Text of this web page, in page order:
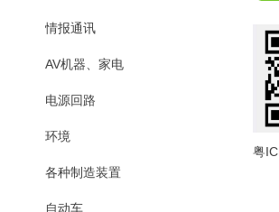
情报通讯
AV机器、家电
电源回路
环境
各种制造装置
自动车
粤